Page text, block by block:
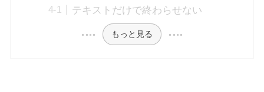
テキストだけで終わらせない
もっと見る